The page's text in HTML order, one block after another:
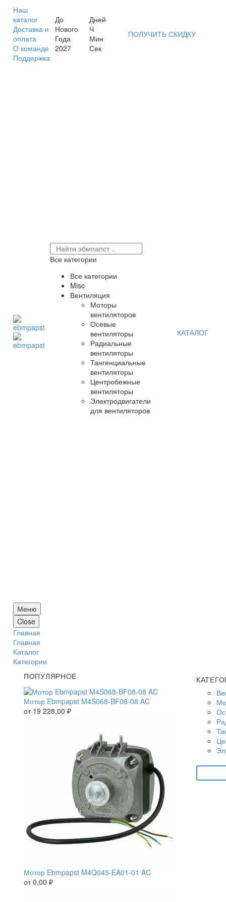
Наш
каталог
Доставка и
оплата
О команде
Поддержка
До
Нового
Года
2027
Дней
Ч
Мин
Сек
ПОЛУЧИТЬ СКИДКУ
Все категории
Все категории
Misc
Вентиляция
Моторы
вентиляторов
Осевые
вентиляторы
Радиальные
вентиляторы
Тангенциальные
вентиляторы
Центробежные
вентиляторы
Электродвигатели
для вентиляторов
КАТАЛОГ
Меню
Close
Главная
Главная
Каталог
Категории
ПОПУЛЯРНОЕ
Мотор Ebmpapst M4S068-BF08-08 AC
от 19 228,00 ₽
Мотор Ebmpapst M4Q045-EA01-01 AC
от0,00 ₽